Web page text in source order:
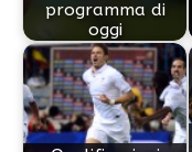
programma di
oggi